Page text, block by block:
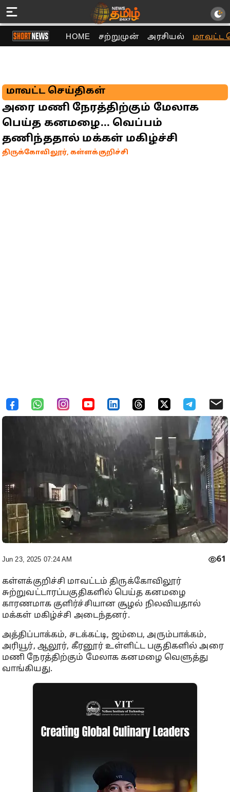
HOME சற்றுமுன் அரசியல் மாவட்ட
மாவட்ட செய்திகள்
அரை மணி நேரத்திற்கும் மேலாக
பெய்த கனமழை... வெப்பம்
தணிந்ததால் மக்கள் மகிழ்ச்சி
திருக்கோவிலூர், கள்ளக்குறிச்சி
Jun 23, 2025 07:24 AM 61
கள்ளக்குறிச்சி மாவட்டம் திருக்கோவிலூர்
சுற்றுவட்டாரப்பகுதிகளில் பெய்த கனமழை
காரணமாக குளிர்ச்சியான சூழல் நிலவியதால்
மக்கள் மகிழ்ச்சி அடைந்தனர்.
அத்திப்பாக்கம், சடக்கட்டி, ஜம்பை, அரும்பாக்கம்,
அரியூர், ஆலூர், கீரனூர் உள்ளிட்ட பகுதிகளில் அரை
மணி நேரத்திற்கும் மேலாக கனமழை வெளுத்து
வாங்கியது.